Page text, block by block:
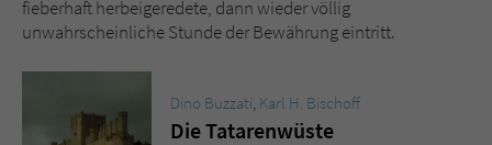
fieberhaft herbeigeredete, dann wieder völlig
unwahrscheinliche Stunde der Bewährung eintritt.
Dino Buzzati, Karl H. Bischoff
Die Tatarenwüste
Session